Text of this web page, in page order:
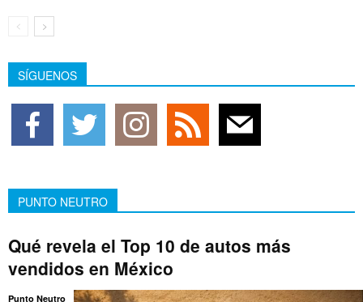
SÍGUENOS
PUNTO NEUTRO
Qué revela el Top 10 de autos más
vendidos en México
Punto Neutro